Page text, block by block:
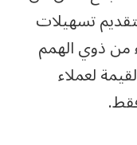
تسهيلات
من ذوي الهمم
لعملاء